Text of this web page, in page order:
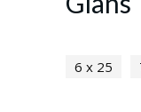
6 x 25